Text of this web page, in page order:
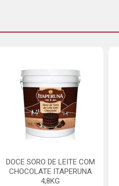
DOCE SORO DE LEITE COM
CHOCOLATE ITAPERUNA
4,8KG